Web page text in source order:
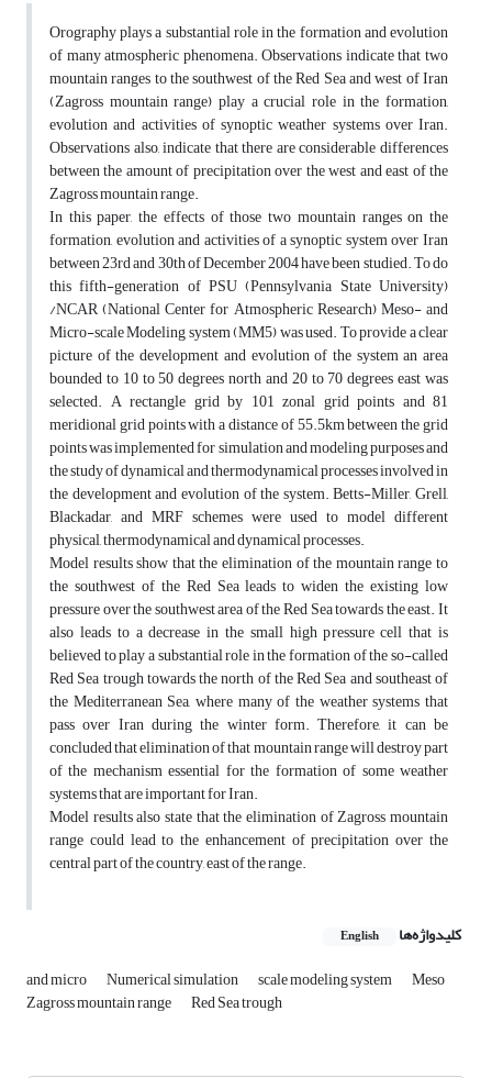
Orography plays a substantial role in the formation and evolution
of many atmospheric phenomena. Observations indicate that two
mountain ranges to the southwest of the Red Sea and west of Iran
(Zagross mountain range) play a crucial role in the formation,
evolution and activities of synoptic weather systems over Iran.
Observations also, indicate that there are considerable differences
between the amount of precipitation over the west and east of the
Zagross mountain range.
In this paper, the effects of those two mountain ranges on the
formation, evolution and activities of a synoptic system over Iran
between 23rd and 30th of December 2004 have been studied. To do
this fifth-generation of PSU (Pennsylvania State University)
/NCAR (National Center for Atmospheric Research) Meso- and
Micro-scale Modeling system (MM5) was used. To provide a clear
picture of the development and evolution of the system an area
bounded to 10 to 50 degrees north and 20 to 70 degrees east was
selected. A rectangle grid by 101 zonal grid points and 81
meridional grid points with a distance of 55.5km between the grid
points was implemented for simulation and modeling purposes and
the study of dynamical and thermodynamical processes involved in
the development and evolution of the system. Betts-Miller, Grell,
Blackadar, and MRF schemes were used to model different
physical, thermodynamical and dynamical processes.
Model results show that the elimination of the mountain range to
the southwest of the Red Sea leads to widen the existing low
pressure over the southwest area of the Red Sea towards the east. It
also leads to a decrease in the small high pressure cell that is
believed to play a substantial role in the formation of the so-called
Red Sea trough towards the north of the Red Sea and southeast of
the Mediterranean Sea, where many of the weather systems that
pass over Iran during the winter form. Therefore, it can be
concluded that elimination of that mountain range will destroy part
of the mechanism essential for the formation of some weather
systems that are important for Iran.
Model results also state that the elimination of Zagross mountain
range could lead to the enhancement of precipitation over the
central part of the country, east of the range.
کلیدواژه‌ها English
and micro Numerical simulation scale modeling system Meso
Zagross mountain range Red Sea trough